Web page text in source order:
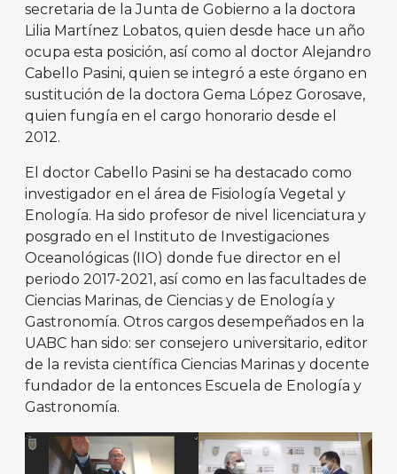
secretaria de la Junta de Gobierno a la doctora
Lilia Martínez Lobatos, quien desde hace un año
ocupa esta posición, así como al doctor Alejandro
Cabello Pasini, quien se integró a este órgano en
sustitución de la doctora Gema López Gorosave,
quien fungía en el cargo honorario desde el
2012.
El doctor Cabello Pasini se ha destacado como
investigador en el área de Fisiología Vegetal y
Enología. Ha sido profesor de nivel licenciatura y
posgrado en el Instituto de Investigaciones
Oceanológicas (IIO) donde fue director en el
periodo 2017-2021, así como en las facultades de
Ciencias Marinas, de Ciencias y de Enología y
Gastronomía. Otros cargos desempeñados en la
UABC han sido: ser consejero universitario, editor
de la revista científica Ciencias Marinas y docente
fundador de la entonces Escuela de Enología y
Gastronomía.